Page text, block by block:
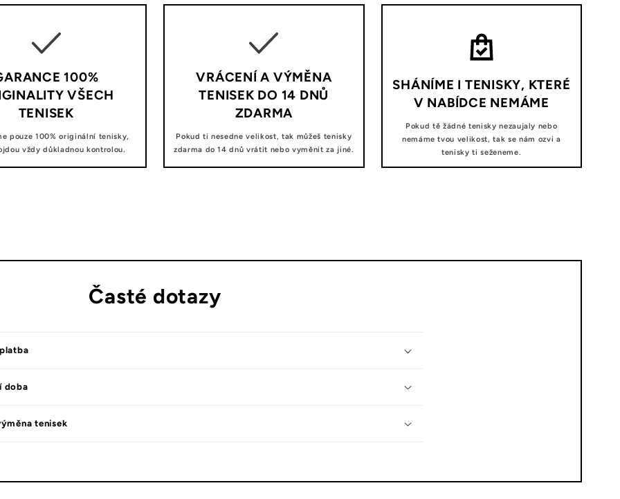
100%
VŠECH
TENISEK
pouze 100% originální tenisky,
vždy důkladnou kontrolou.
VRÁCENÍ A VÝMĚNA
TENISEK DO 14 DNŮ
ZDARMA
Pokud ti nesedne velikost, tak můžeš tenisky
zdarma do 14 dnů vrátit nebo vyměnit za jiné.
SHÁNÍME I TENISKY, KTERÉ
V NABÍDCE NEMÁME
Pokud tě žádné tenisky nezaujaly nebo
nemáme tvou velikost, tak se nám ozvi a
tenisky ti seženeme.
Časté dotazy
doba
tenisek